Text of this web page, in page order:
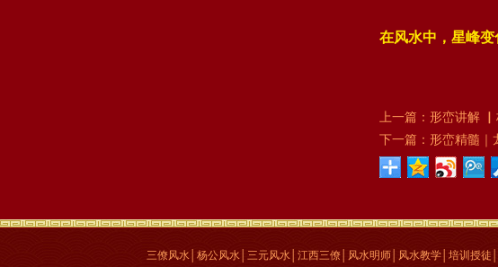
在风水中，星峰
上一篇： 形峦讲解 ▏
下一篇： 形峦精髓｜
三僚风水│杨公风水│三元风水│江西三僚│风水明师│风水教学│培训授